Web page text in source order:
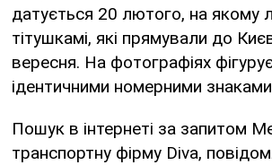
датується 20 лютого, на якому
тітушкамі, які прямували до
вересня. На фотографіях
ідентичними номерними
Пошук в інтернеті за запитом
транспортну фірму Diva,